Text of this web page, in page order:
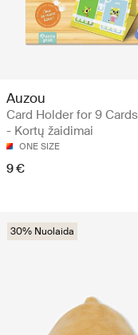
Auzou
Card Holder for 9 Cards
- Kortų žaidimai
ONE SIZE
9 €
30% Nuolaida